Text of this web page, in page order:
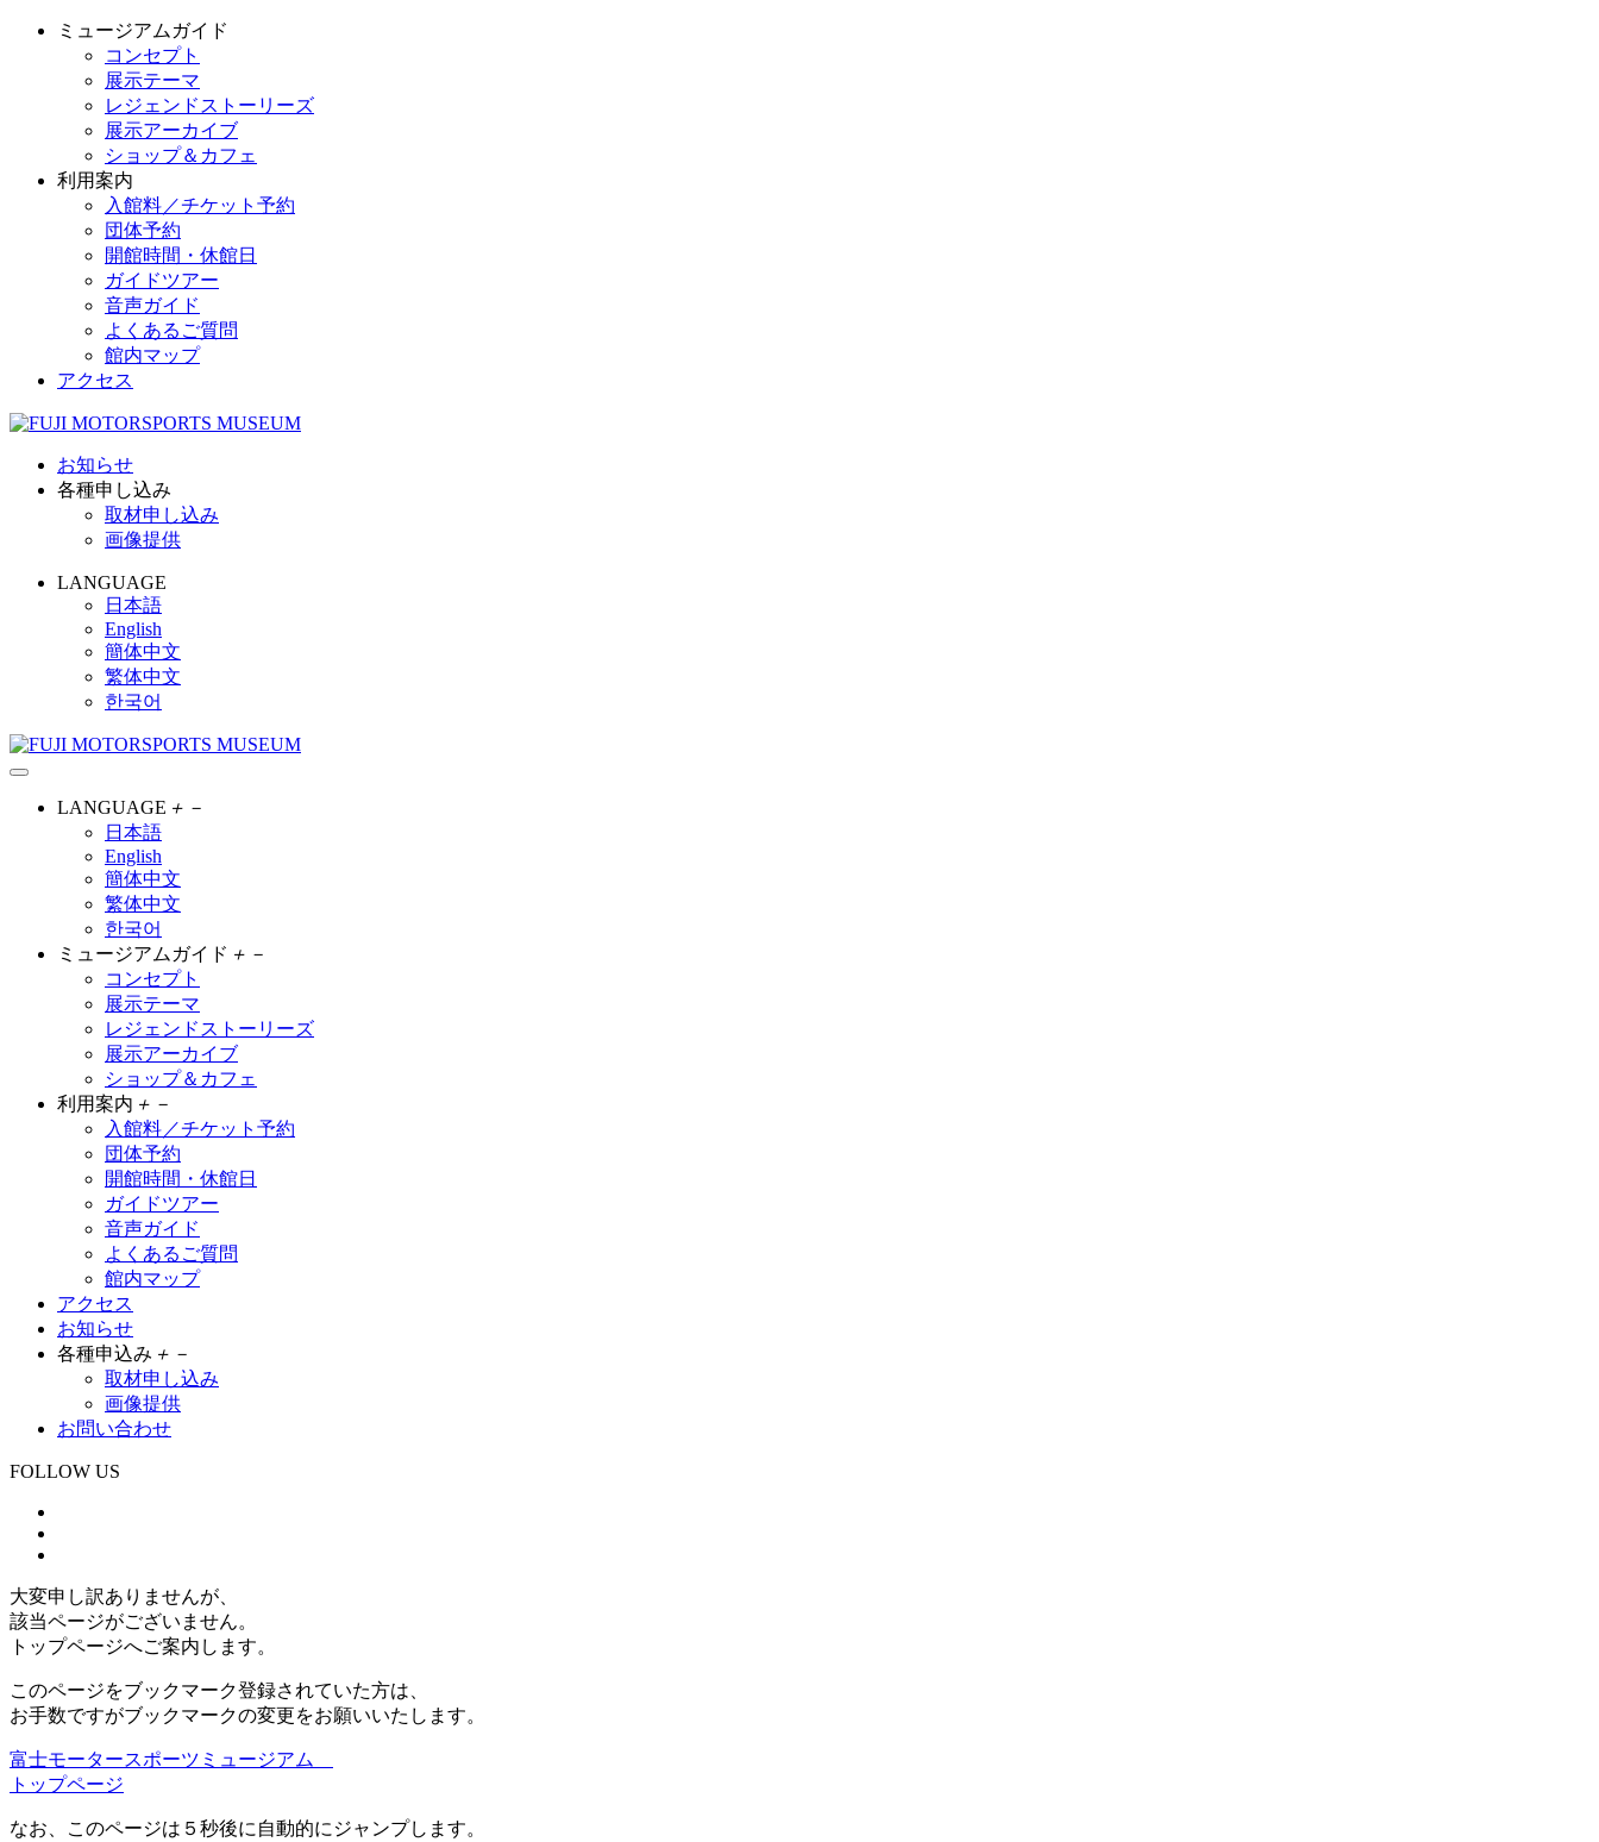
ミュージアムガイド
コンセプト
展示テーマ
レジェンドストーリーズ
展示アーカイブ
ショップ＆カフェ
利用案内
入館料／チケット予約
団体予約
開館時間・休館日
ガイドツアー
音声ガイド
よくあるご質問
館内マップ
アクセス
お知らせ
各種申し込み
取材申し込み
画像提供
LANGUAGE
日本語
English
簡体中文
繁体中文
한국어
LANGUAGE ＋ －
日本語
English
簡体中文
繁体中文
한국어
ミュージアムガイド ＋ －
コンセプト
展示テーマ
レジェンドストーリーズ
展示アーカイブ
ショップ＆カフェ
利用案内 ＋ －
入館料／チケット予約
団体予約
開館時間・休館日
ガイドツアー
音声ガイド
よくあるご質問
館内マップ
アクセス
お知らせ
各種申込み ＋ －
取材申し込み
画像提供
お問い合わせ
FOLLOW US
大変申し訳ありませんが、
該当ページがございません。
トップページへご案内します。
このページをブックマーク登録されていた方は、
お手数ですがブックマークの変更をお願いいたします。
富士モータースポーツミュージアム
トップページ
なお、このページは５秒後に自動的にジャンプします。